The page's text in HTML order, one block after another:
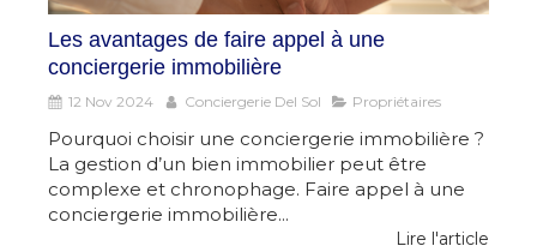
Les avantages de faire appel à une
conciergerie immobilière
12 Nov 2024 Conciergerie Del Sol Propriétaires
Pourquoi choisir une conciergerie immobilière ?
La gestion d’un bien immobilier peut être
complexe et chronophage. Faire appel à une
conciergerie immobilière...
Lire l'article